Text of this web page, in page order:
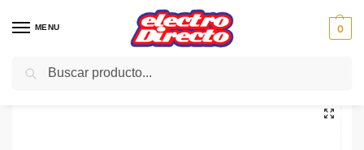
MENU 0
Inicio PAE / Cocina / Microondas